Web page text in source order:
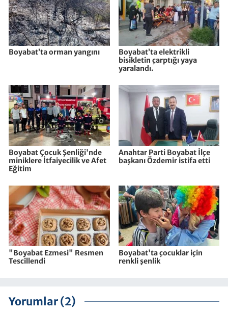
Boyabat’ta orman yangını
Boyabat’ta elektrikli
bisikletin çarptığı yaya
yaralandı.
Boyabat Çocuk Şenliği'nde
miniklere İtfaiyecilik ve Afet
Eğitim
Anahtar Parti Boyabat İlçe
başkanı Özdemir istifa etti
"Boyabat Ezmesi" Resmen
Tescillendi
Boyabat'ta çocuklar için
renkli şenlik
Yorumlar (2)